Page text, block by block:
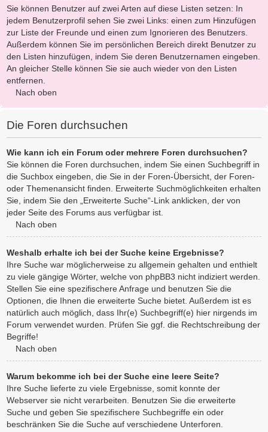
Sie können Benutzer auf zwei Arten auf diese Listen setzen: In
jedem Benutzerprofil sehen Sie zwei Links: einen zum Hinzufügen
zur Liste der Freunde und einen zum Ignorieren des Benutzers.
Außerdem können Sie im persönlichen Bereich direkt Benutzer zu
den Listen hinzufügen, indem Sie deren Benutzernamen eingeben.
An gleicher Stelle können Sie sie auch wieder von den Listen
entfernen.
Nach oben
Die Foren durchsuchen
Wie kann ich ein Forum oder mehrere Foren durchsuchen?
Sie können die Foren durchsuchen, indem Sie einen Suchbegriff in
die Suchbox eingeben, die Sie in der Foren-Übersicht, der Foren-
oder Themenansicht finden. Erweiterte Suchmöglichkeiten erhalten
Sie, indem Sie den „Erweiterte Suche“-Link anklicken, der von
jeder Seite des Forums aus verfügbar ist.
Nach oben
Weshalb erhalte ich bei der Suche keine Ergebnisse?
Ihre Suche war möglicherweise zu allgemein gehalten und enthielt
zu viele gängige Wörter, welche von phpBB3 nicht indiziert werden.
Stellen Sie eine spezifischere Anfrage und benutzen Sie die
Optionen, die Ihnen die erweiterte Suche bietet. Außerdem ist es
natürlich auch möglich, dass Ihr(e) Suchbegriff(e) hier nirgends im
Forum verwendet wurden. Prüfen Sie ggf. die Rechtschreibung der
Begriffe!
Nach oben
Warum bekomme ich bei der Suche eine leere Seite?
Ihre Suche lieferte zu viele Ergebnisse, somit konnte der
Webserver sie nicht verarbeiten. Benutzen Sie die erweiterte
Suche und geben Sie spezifischere Suchbegriffe ein oder
beschränken Sie die Suche auf verschiedene Unterforen.